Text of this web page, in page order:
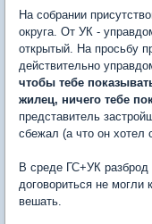
На собрании
округа. От УК -
открытый. На просьбу
действительно
чтобы тебе
жилец, ничего тебе
представитель
сбежал (а что он хотел
В среде ГС+УК
договориться не
вешать.